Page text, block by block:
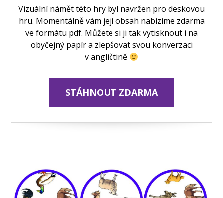
Vizuální námět této hry byl navržen pro deskovou
hru. Momentálně vám její obsah nabízíme zdarma
ve formátu pdf. Můžete si ji tak vytisknout i na
obyčejný papír a zlepšovat svou konverzaci
v angličtině
STÁHNOUT ZDARMA